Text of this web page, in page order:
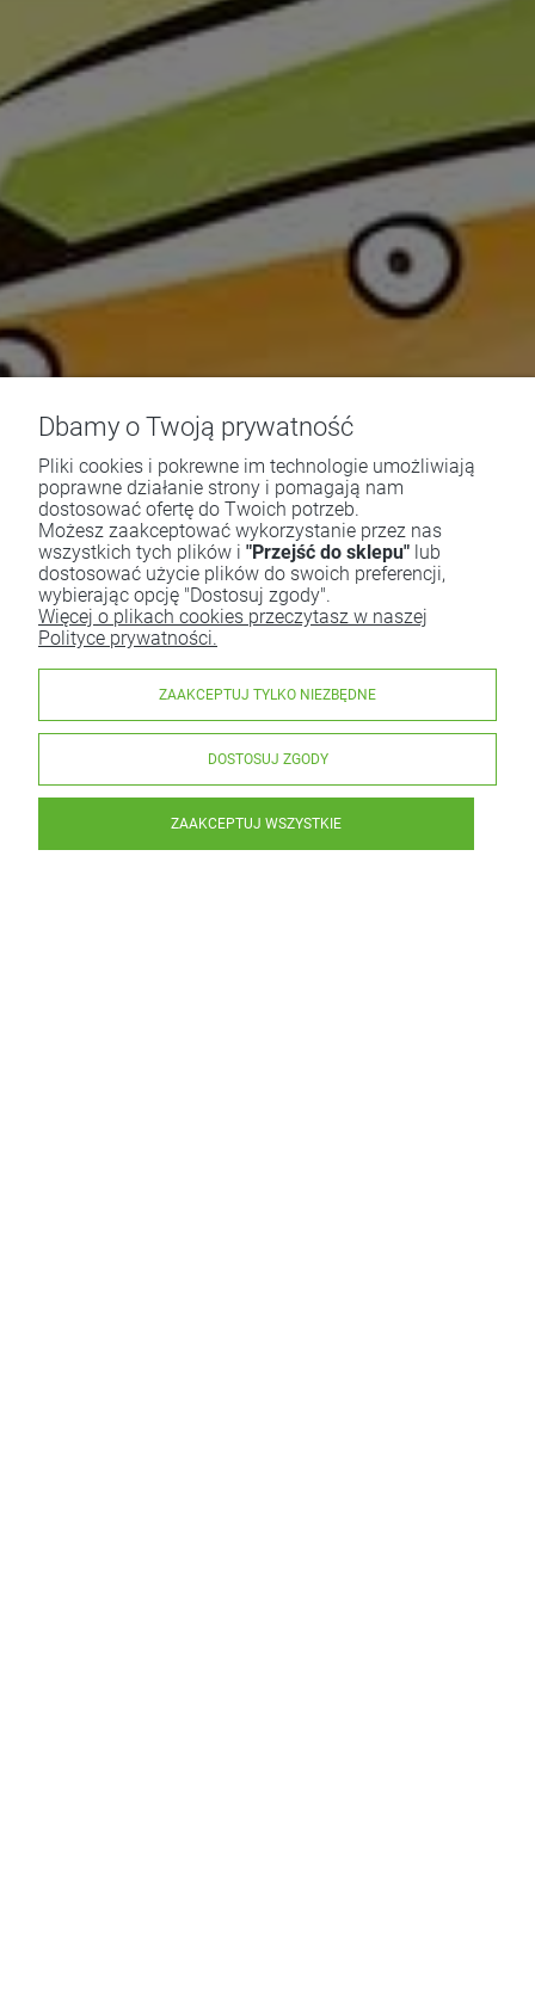
Dbamy o Twoją prywatność
Pliki cookies i pokrewne im technologie umożliwiają
poprawne działanie strony i pomagają nam
dostosować ofertę do Twoich potrzeb.
Możesz zaakceptować wykorzystanie przez nas
wszystkich tych plików i "Przejść do sklepu" lub
dostosować użycie plików do swoich preferencji,
wybierając opcję "Dostosuj zgody".
Więcej o plikach cookies przeczytasz w naszej
Polityce prywatności.
ZAAKCEPTUJ TYLKO NIEZBĘDNE
DOSTOSUJ ZGODY
ZAAKCEPTUJ WSZYSTKIE